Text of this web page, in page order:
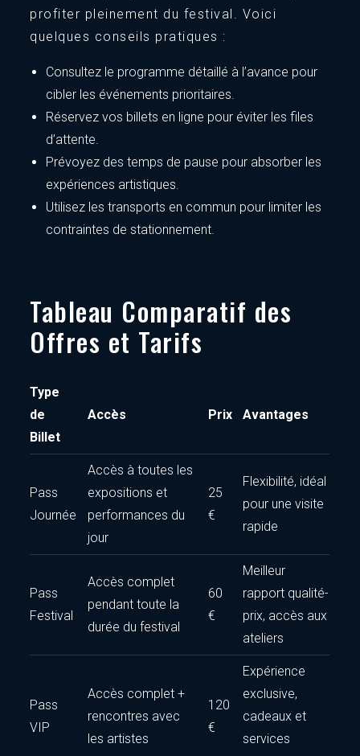
profiter pleinement du festival. Voici
quelques conseils pratiques :
Consultez le programme détaillé à l’avance pour
cibler les événements prioritaires.
Réservez vos billets en ligne pour éviter les files
d’attente.
Prévoyez des temps de pause pour absorber les
expériences artistiques.
Utilisez les transports en commun pour limiter les
contraintes de stationnement.
Tableau Comparatif des
Offres et Tarifs
Type
de
Billet
Accès Prix Avantages
Pass
Journée
Accès à toutes les
expositions et
performances du
jour
25
€
Flexibilité, idéal
pour une visite
rapide
Pass
Festival
Accès complet
pendant toute la
durée du festival
60
€
Meilleur
rapport qualité-
prix, accès aux
ateliers
Pass
VIP
Accès complet +
rencontres avec
les artistes
120
€
Expérience
exclusive,
cadeaux et
services